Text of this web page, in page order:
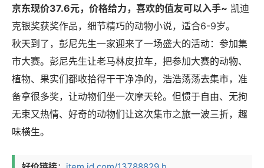
京东现价37.6元，价格给力，喜欢的值友可以入手~ 凯迪
克银奖获奖作品，细节精巧的动物小说，适合6-9岁。
秋天到了，彭尼先生一家迎来了一场盛大的活动：参加集
市大赛。彭尼先生让老马林皮拉车，把参加大赛的动物、
植物、果实们都收拾得干干净净的，浩浩荡荡去集市，准
备拿很多奖，让动物们坐一次摩天轮。但惯于自由、无拘
无束又热情、好奇的动物们让这次集市之旅一波三折，趣
味横生。